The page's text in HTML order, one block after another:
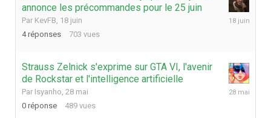
annonce les précommandes pour le 25 juin
Par KevFB, 18 juin
4 réponses 703 vues
18
Strauss Zelnick s'exprime sur GTA VI, l'avenir
de Rockstar et l'intelligence artificielle
Par Isyanho, 28 mai
0 réponse 489 vues
28